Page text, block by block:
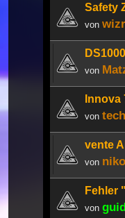
Safety
von
von
Innova
von
vente
von
Fehler
von